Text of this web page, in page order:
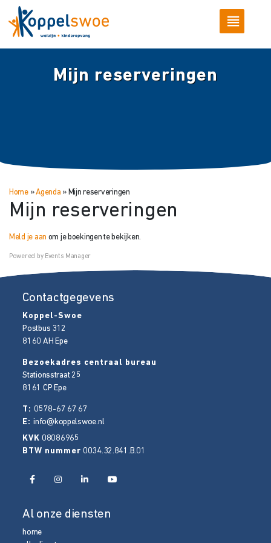
Mijn reserveringen
Home»Agenda » Mijn reserveringen
Mijn reserveringen
Meld je aan om je boekingen te bekijken.
Powered by Events Manager
Contactgegevens
Koppel-Swoe
Postbus 312
8160 AH Epe
Bezoekadres centraal bureau
Stationsstraat 25
8161 CP Epe
T: 0578-67 67 67
E:info@koppelswoe.nl
KVK 08086965
BTW nummer 0034.32.841.B.01
Al onze diensten
home